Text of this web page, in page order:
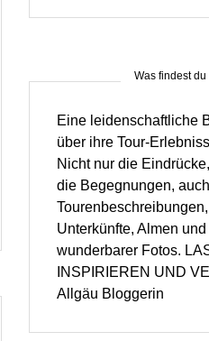
Was findest
Eine leidenschaftliche
über ihre Tour-
Nicht nur die
die Begegnungen, auch
Unterkünfte, Almen
wunderbarer Fotos.
INSPIRIEREN UND
Allgäu Bloggerin